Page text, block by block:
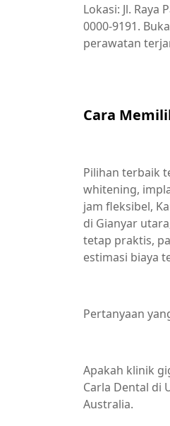
Lokasi: Jl. Raya
0000-9191.
perawatan
Cara
Pilihan terbaik
whitening,
jam fleksibel,
di Gianyar
tetap praktis,
estimasi biaya
Pertanyaan
Apakah klinik
Carla Dental di
Australia.